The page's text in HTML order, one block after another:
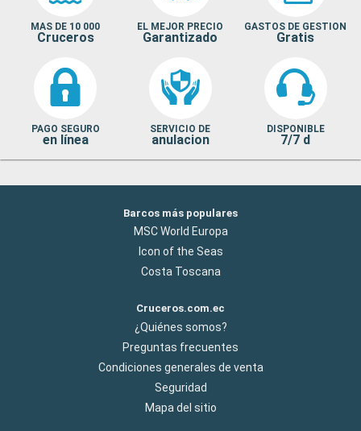
MAS DE 10 000
Cruceros
EL MEJOR PRECIO
Garantizado
GASTOS DE GESTION
Gratis
PAGO SEGURO
en línea
SERVICIO DE
anulacion
DISPONIBLE
7/7 d
Barcos más populares
MSC World Europa
Icon of the Seas
Costa Toscana
Cruceros.com.ec
¿Quiénes somos?
Preguntas frecuentes
Condiciones generales de venta
Seguridad
Mapa del sitio